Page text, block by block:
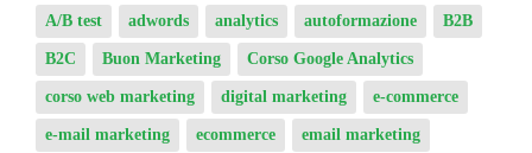
A/B test adwords analytics autoformazione B2B
B2C Buon Marketing Corso Google Analytics
corso web marketing digital marketing e-commerce
e-mail marketing ecommerce email marketing